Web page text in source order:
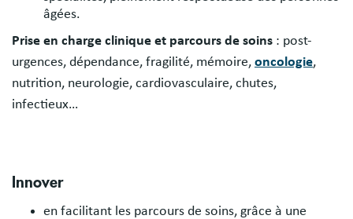
âgées.
Prise en charge clinique et parcours de soins : post-
urgences, dépendance, fragilité, mémoire, oncologie,
nutrition, neurologie, cardiovasculaire, chutes,
infectieux…
Innover
en facilitant les parcours de soins, grâce à une